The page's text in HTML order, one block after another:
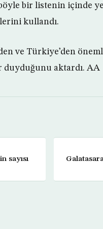
bir listenin içinde
kullandı.
ve Türkiye’den
duyduğunu aktardı. AA
sayısı